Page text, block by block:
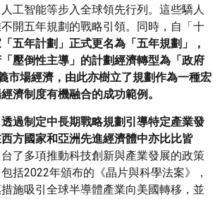
工智能等步入全球領先行列。這些驕人
開五年規劃的戰略引領。同時，自「十
「五年計劃」正式更名為「五年規劃」，
壓倒性主導」的計劃經濟轉型為「政府
市場經濟，由此亦樹立了規劃作為一種宏
濟制度有機融合的成功範例。
透過制定中長期戰略規劃引導特定產業發
方國家和亞洲先進經濟體中亦比比皆
了多項推動科技創新與產業發展的政策
括2022年頒布的《晶片與科學法案》，
施吸引全球半導體產業向美國轉移，並